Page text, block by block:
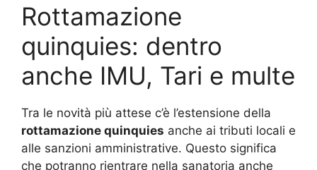
Rottamazione
quinquies: dentro
anche IMU, Tari e multe
Tra le novità più attese c’è l’estensione della
rottamazione quinquies anche ai tributi locali e
alle sanzioni amministrative. Questo significa
che potranno rientrare nella sanatoria anche